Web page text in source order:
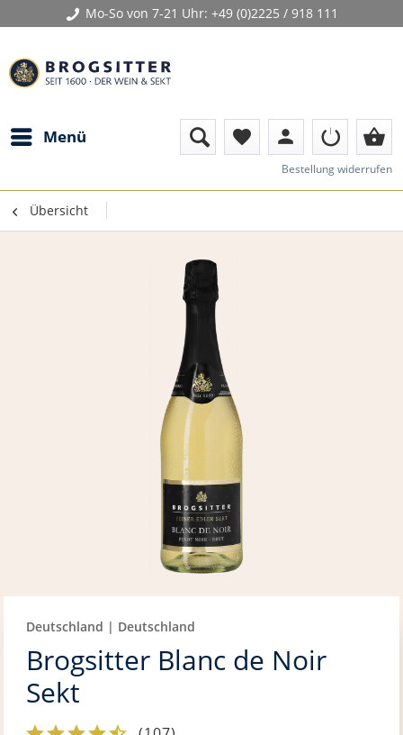
Mo-So von 7-21 Uhr: +49 (0)2225 / 918 111
Menü favorite person shopping_basket
Bestellung widerrufen
Übersicht
Deutschland | Deutschland
Brogsitter Blanc de Noir
Sekt